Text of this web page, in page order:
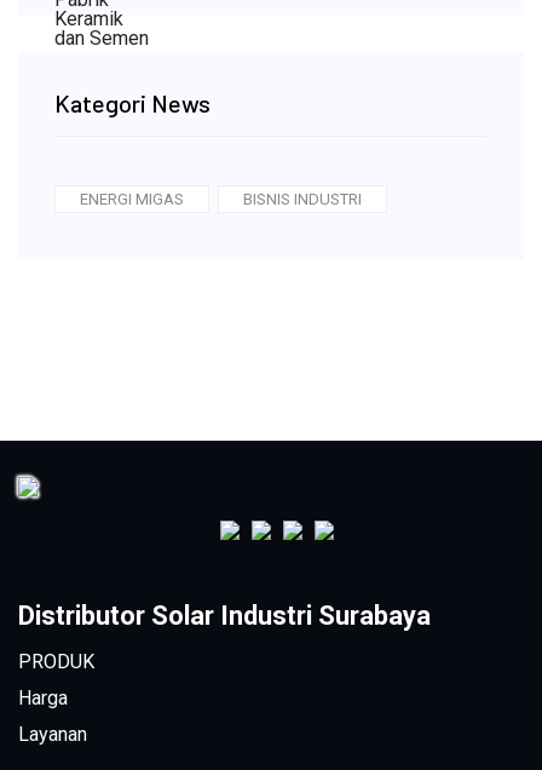
Kategori News
ENERGI MIGAS BISNIS INDUSTRI
Distributor Solar Industri Surabaya
PRODUK
Harga
Layanan